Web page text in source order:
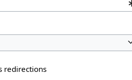
redirections